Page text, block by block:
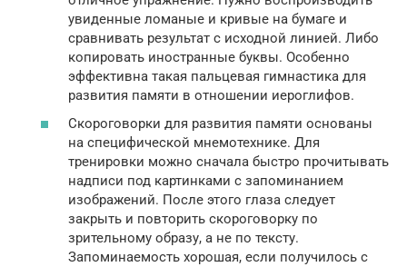
увиденные ломаные и кривые на бумаге и
сравнивать результат с исходной линией. Либо
копировать иностранные буквы. Особенно
эффективна такая пальцевая гимнастика для
развития памяти в отношении иероглифов.
Скороговорки для развития памяти основаны
на специфической мнемотехнике. Для
тренировки можно сначала быстро прочитывать
надписи под картинками с запоминанием
изображений. После этого глаза следует
закрыть и повторить скороговорку по
зрительному образу, а не по тексту.
Запоминаемость хорошая, если получилось с